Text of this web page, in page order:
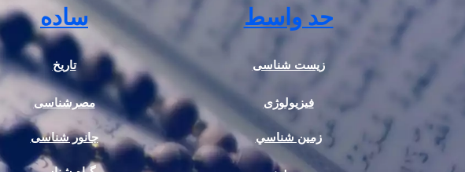
ساده
تاریخ
مصرشناسی
جانور شناسی
حد واسط
زیست شناسی
فیزیولوژی
زمين شناسي